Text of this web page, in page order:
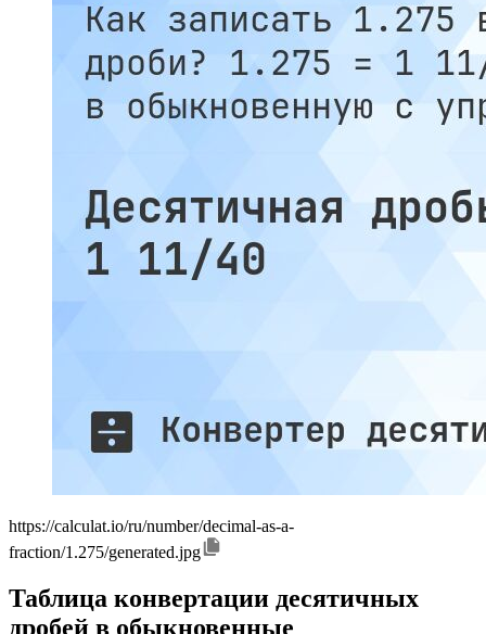
https://calculat.io/ru/number/decimal-as-a-
fraction/1.275/generated.jpg
Таблица конвертации десятичных
дробей в обыкновенные